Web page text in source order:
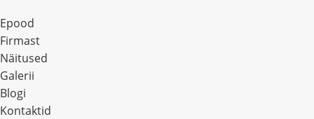
Epood
Firmast
Näitused
Galerii
Blogi
Kontaktid